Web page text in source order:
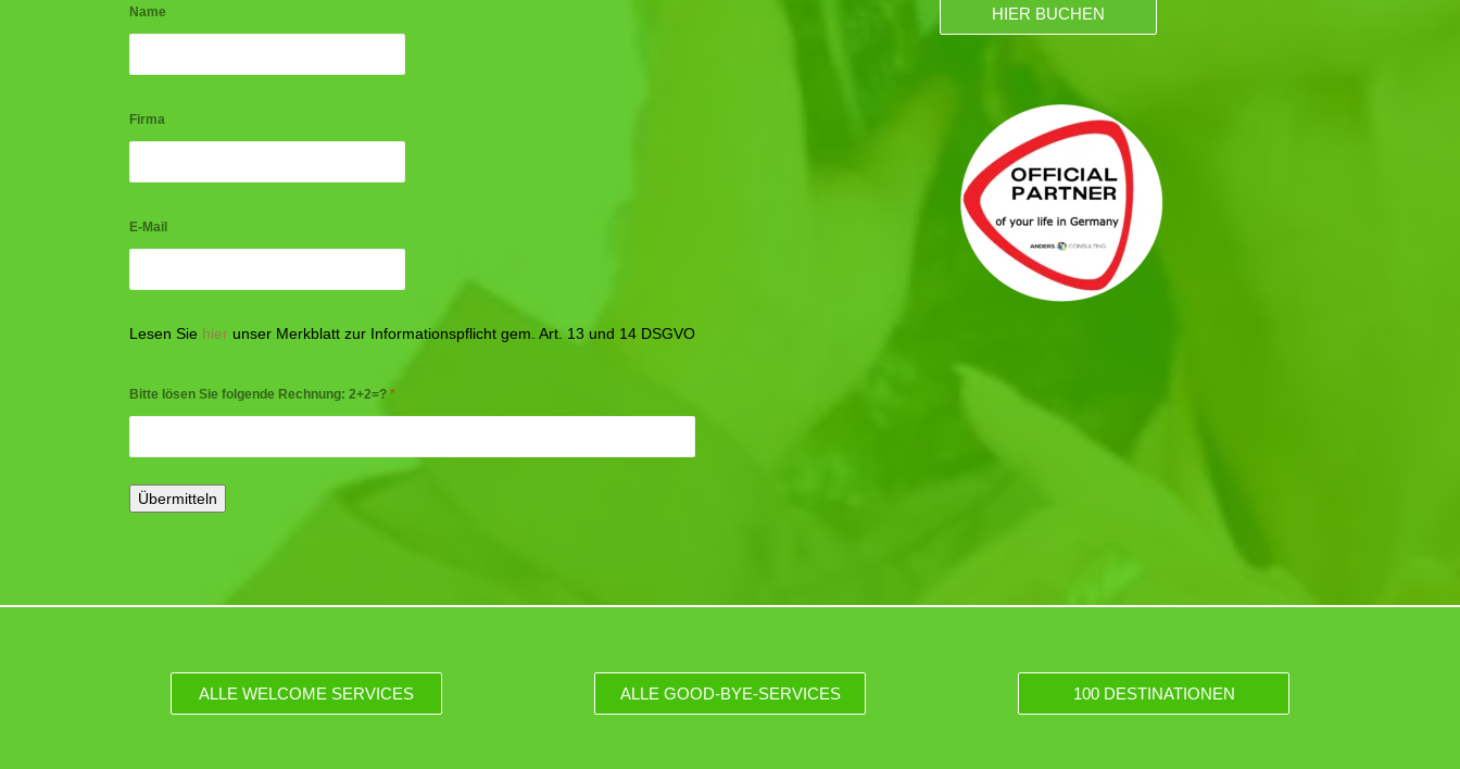
Name
Firma
E-Mail
Lesen Sie hier unser Merkblatt zur Informationspflicht gem. Art. 13 und 14 DSGVO
Bitte lösen Sie folgende Rechnung: 2+2=? *
HIER BUCHEN
ALLE WELCOME SERVICES ALLE GOOD-BYE-SERVICES 100 DESTINATIONEN